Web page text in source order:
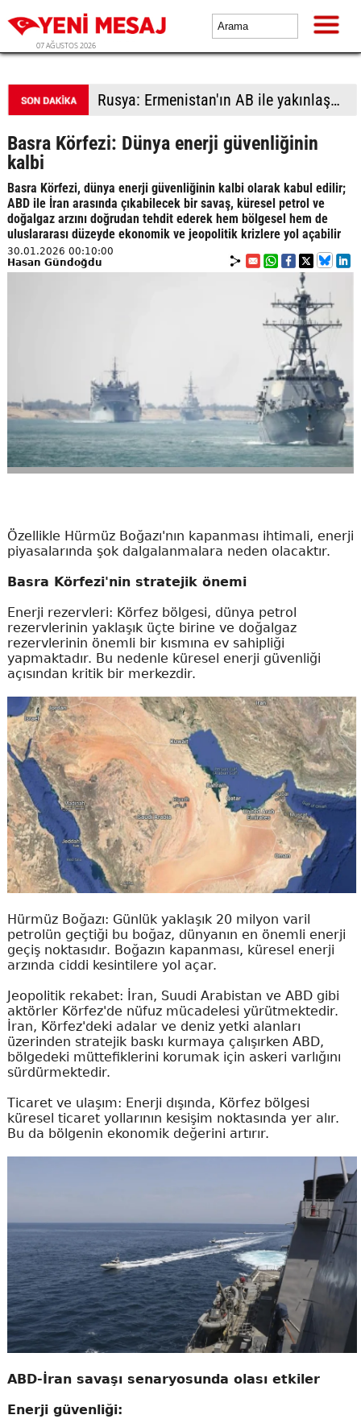
07 AĞUSTOS 2026
Rusya: Ermenistan'ın AB ile yakınlaşması, AEB ilkeleriyle bağdaşmıyor
Basra Körfezi: Dünya enerji güvenliğinin
kalbi
Basra Körfezi, dünya enerji güvenliğinin kalbi olarak kabul edilir;
ABD ile İran arasında çıkabilecek bir savaş, küresel petrol ve
doğalgaz arzını doğrudan tehdit ederek hem bölgesel hem de
uluslararası düzeyde ekonomik ve jeopolitik krizlere yol açabilir
30.01.2026 00:10:00
Hasan Gündoğdu
Özellikle Hürmüz Boğazı'nın kapanması ihtimali, enerji
piyasalarında şok dalgalanmalara neden olacaktır.
Basra Körfezi'nin stratejik önemi
Enerji rezervleri: Körfez bölgesi, dünya petrol
rezervlerinin yaklaşık üçte birine ve doğalgaz
rezervlerinin önemli bir kısmına ev sahipliği
yapmaktadır. Bu nedenle küresel enerji güvenliği
açısından kritik bir merkezdir.
Hürmüz Boğazı: Günlük yaklaşık 20 milyon varil
petrolün geçtiği bu boğaz, dünyanın en önemli enerji
geçiş noktasıdır. Boğazın kapanması, küresel enerji
arzında ciddi kesintilere yol açar.
Jeopolitik rekabet: İran, Suudi Arabistan ve ABD gibi
aktörler Körfez'de nüfuz mücadelesi yürütmektedir.
İran, Körfez'deki adalar ve deniz yetki alanları
üzerinden stratejik baskı kurmaya çalışırken ABD,
bölgedeki müttefiklerini korumak için askeri varlığını
sürdürmektedir.
Ticaret ve ulaşım: Enerji dışında, Körfez bölgesi
küresel ticaret yollarının kesişim noktasında yer alır.
Bu da bölgenin ekonomik değerini artırır.
ABD-İran savaşı senaryosunda olası etkiler
Enerji güvenliği: